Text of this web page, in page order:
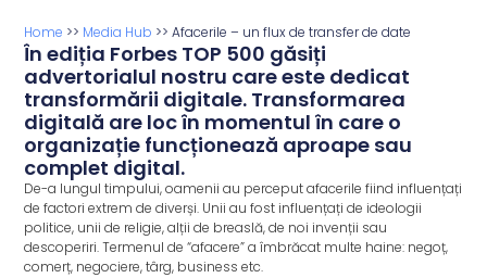
Home >> Media Hub >>Afacerile – un flux de transfer de date
În ediția Forbes TOP 500 găsiți
advertorialul nostru care este dedicat
transformării digitale. Transformarea
digitală are loc în momentul în care o
organizație funcționează aproape sau
complet digital.
De-a lungul timpului, oamenii au perceput afacerile fiind influențați
de factori extrem de diverși. Unii au fost influențați de ideologii
politice, unii de religie, alții de breaslă, de noi invenții sau
descoperiri. Termenul de “afacere” a îmbrăcat multe haine: negoț,
comerț, negociere, târg, business etc.